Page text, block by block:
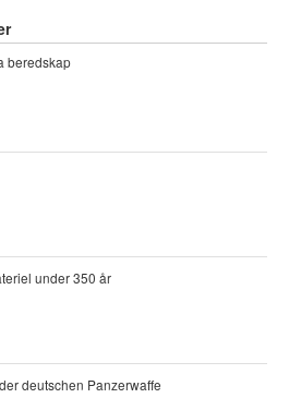
beredskap
under 350 år
deutschen Panzerwaffe